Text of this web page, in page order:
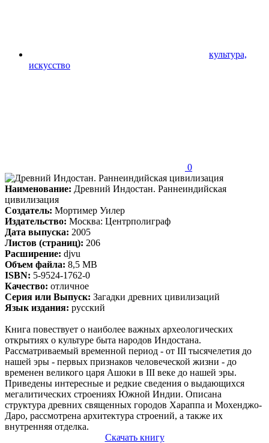
культура,
искусство
0
Наименование: Древний Индостан. Раннеиндийская
цивилизация
Создатель: Мортимер Уилер
Издательство: Москва: Центрполиграф
Дата выпуска: 2005
Листов (страниц): 206
Расширение: djvu
Объем файла: 8,5 MВ
ISBN: 5-9524-1762-0
Качество: отличное
Серия или Выпуск: Загадки древних цивилизаций
Язык издания: русский
Книга повествует о наиболее важных археологических
открытиях о культуре быта народов Индостана.
Рассматриваемый временной период - от III тысячелетия до
нашей эры - первых признаков человеческой жизни - до
временен великого царя Ашоки в III веке до нашей эры.
Приведены интересные и редкие сведения о выдающихся
мегалитических строениях Южной Индии. Описана
структура древних священных городов Хараппа и Мохенджо-
Даро, рассмотрена архитектура строений, а также их
внутренняя отделка.
Скачать книгу